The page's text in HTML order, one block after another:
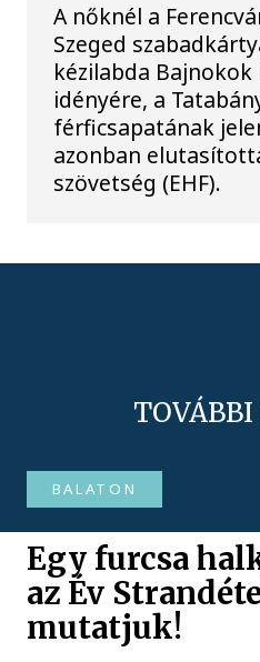
A nőknél a
Szeged
kézilabda
idényére, a
férficsapatának
azonban
szövetség (EHF).
BALATON
Egy furcsa
az Év
mutatjuk!